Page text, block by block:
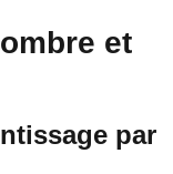
et
par